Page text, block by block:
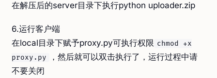
在解压后的server目录下执行python uploader.zip
6.运行客户端
在local目录下赋予proxy.py可执行权限 chmod +x
proxy.py
，然后就可以双击执行了，运行过程中请
不要关闭